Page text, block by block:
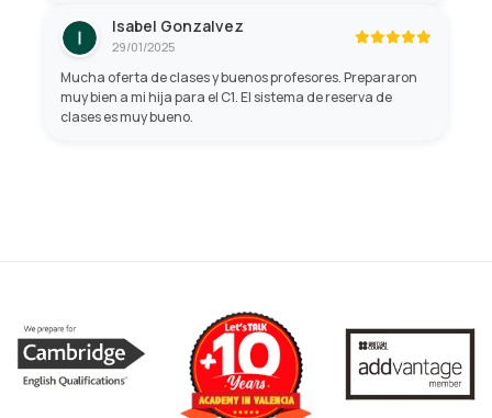
pasara volando mientras mejorábamos nuestro inglés. Sin
duda, una formación muy recomendable.
Isabel Gonzalvez
29/01/2025
Mucha oferta de clases y buenos profesores. Prepararon
muy bien a mi hija para el C1. El sistema de reserva de
clases es muy bueno.